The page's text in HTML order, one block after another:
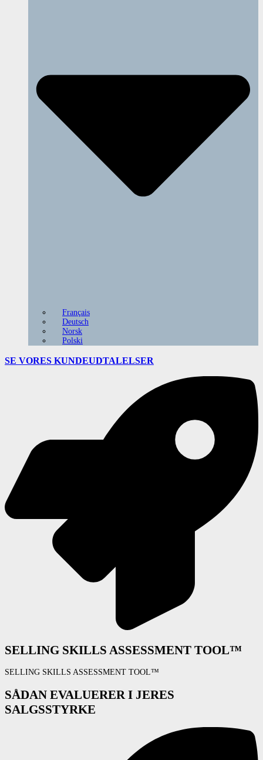
Français
Deutsch
Norsk
Polski
SE VORES KUNDEUDTALELSER
SELLING SKILLS ASSESSMENT TOOL™
SELLING SKILLS ASSESSMENT TOOL™
SÅDAN EVALUERER I JERES
SALGSSTYRKE